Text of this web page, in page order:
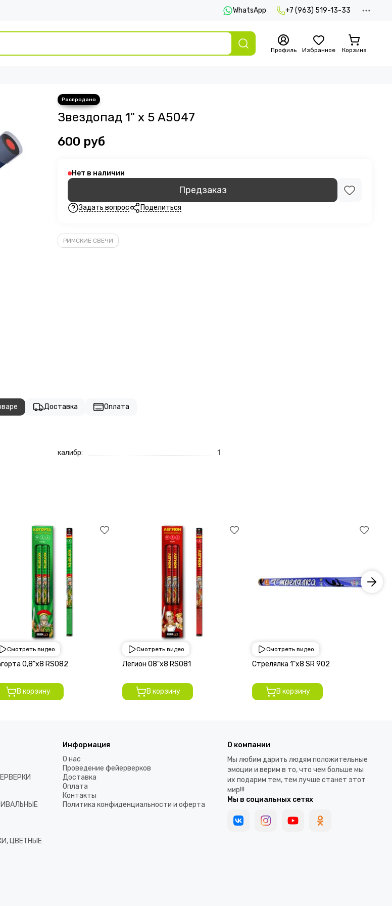
WhatsApp +7 (963) 519-13-33
Профиль Избранное Корзина
Звездопад 1" х 5 А5047
600 руб
Нет в наличии
Предзаказ
Задать вопрос Поделиться
РИМСКИЕ СВЕЧИ
Доставка Оплата
калибр: 1
Смотреть видео
050 руб
0,8"х8 RS082
В корзину
Смотреть видео
1 050 руб
Легион 08"х8 RS081
В корзину
Смотреть видео
1 250 руб
Стрелялка 1"х8 SR 902
В корзину
ЦВЕТНЫЕ
Информация
О нас
Проведение фейерверков
Доставка
Оплата
Контакты
Политика конфиденциальности и оферта
О компании
Мы любим дарить людям положительные
эмоции и верим в то, что чем больше мы
их подарим тем, тем лучше станет этот
мир!!!
Мы в социальных сетях